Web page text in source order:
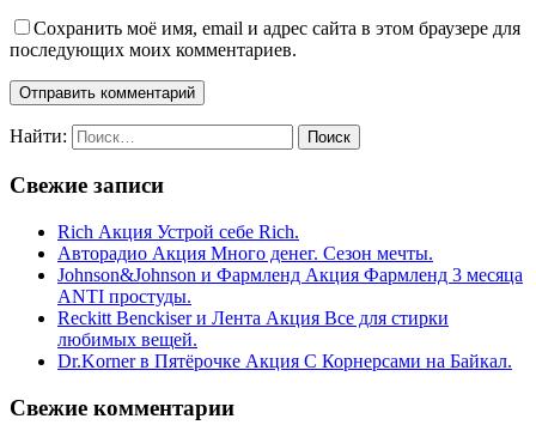
Сохранить моё имя, email и адрес сайта в этом браузере для
последующих моих комментариев.
Найти:
Свежие записи
Rich Акция Устрой себе Rich.
Авторадио Акция Много денег. Сезон мечты.
Johnson&Johnson и Фармленд Акция Фармленд 3 месяца
ANTI простуды.
Reckitt Benckiser и Лента Акция Все для стирки
любимых вещей.
Dr.Korner в Пятёрочке Акция С Корнерсами на Байкал.
Свежие комментарии